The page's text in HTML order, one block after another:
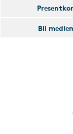
Bli